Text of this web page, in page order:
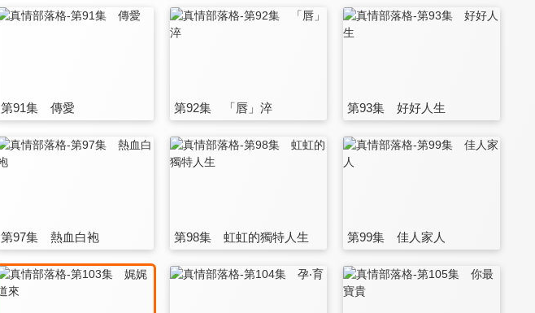
第91集 傳愛 第92集 「唇」淬 第93集 好好人生
第97集 熱血白袍 第98集 虹虹的獨特人生 第99集 佳人家人